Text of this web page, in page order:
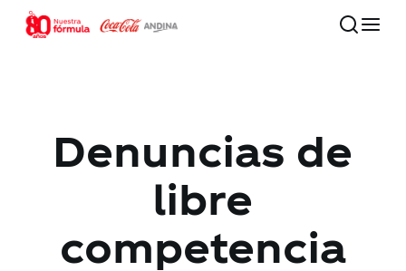
Skip
Nuestra compañía
Compromiso con el futuro
Denuncias de
libre
competencia